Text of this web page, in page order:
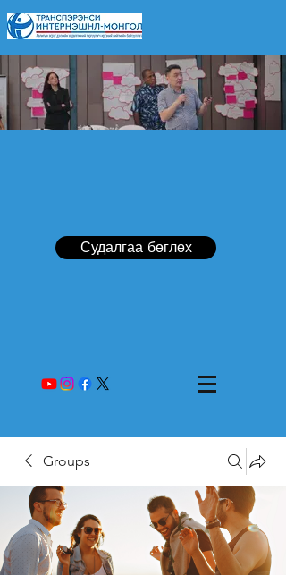
Судалгаа бөглөх
Groups